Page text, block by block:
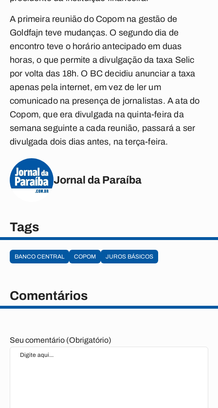
A primeira reunião do Copom na gestão de
Goldfajn teve mudanças. O segundo dia de
encontro teve o horário antecipado em duas
horas, o que permite a divulgação da taxa Selic
por volta das 18h. O BC decidiu anunciar a taxa
apenas pela internet, em vez de ler um
comunicado na presença de jornalistas. A ata do
Copom, que era divulgada na quinta-feira da
semana seguinte a cada reunião, passará a ser
divulgada dois dias antes, na terça-feira.
Jornal da Paraíba
Tags
BANCO CENTRAL COPOM JUROS BÁSICOS
Comentários
Seu comentário (Obrigatório)